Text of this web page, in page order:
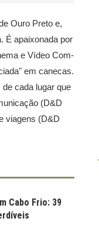
Ouro Preto e,
É apaixonada por
e Vídeo Com-
em canecas.
cada lugar que
(D&D
viagens (D&D
Cabo Frio: 39